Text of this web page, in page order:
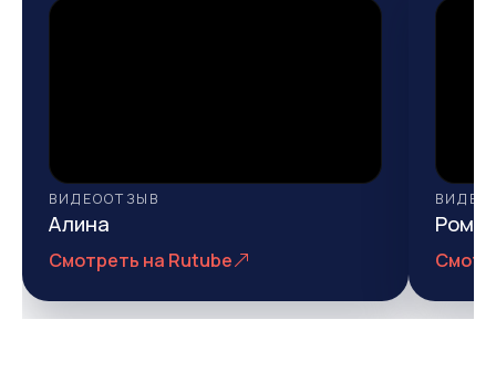
ВИДЕООТЗЫВ
Алина
Смотреть на Rutube